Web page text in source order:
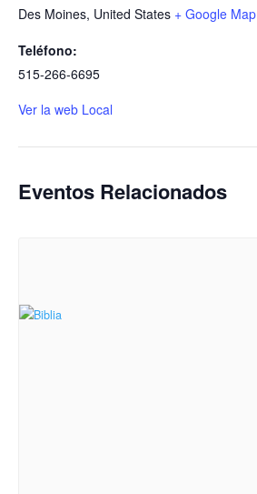
Des Moines, United States + Google Map
Teléfono:
515-266-6695
Ver la web Local
Eventos Relacionados